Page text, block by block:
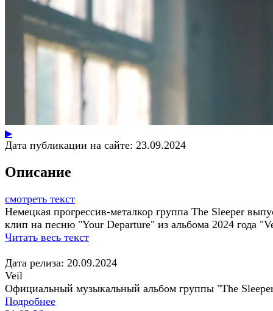
▶
Дата публикации на сайте: 23.09.2024
Описание
смотреть текст
Немецкая прогрессив-металкор группа The Sleeper
клип на песню "Your Departure" из альбома 2024 года
Читать весь текст
Дата релиза: 20.09.2024
Veil
Официальный музыкальный альбом группы "The
Подробнее